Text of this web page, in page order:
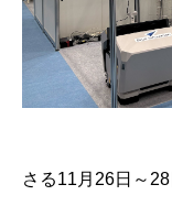
さる11 月 26日～ 28